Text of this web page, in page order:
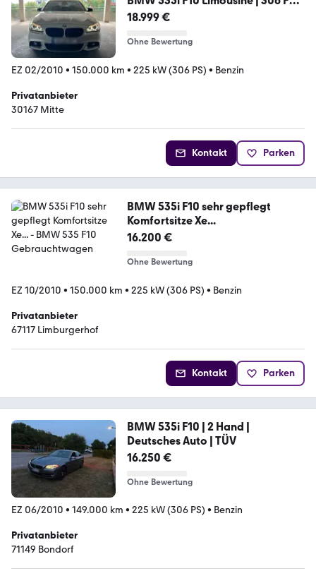
Vollauss...
18.999 €
Ohne Bewertung
EZ 02/2010 • 150.000 km • 225 kW (306 PS) • Benzin
Privatanbieter
30167 Mitte
Kontakt Parken
BMW 535i F10 sehr gepflegt
Komfortsitze Xe...
16.200 €
Ohne Bewertung
EZ 10/2010 • 150.000 km • 225 kW (306 PS) • Benzin
Privatanbieter
67117 Limburgerhof
Kontakt Parken
BMW 535i F10 | 2 Hand |
Deutsches Auto | TÜV
16.250 €
Ohne Bewertung
EZ 06/2010 • 149.000 km • 225 kW (306 PS) • Benzin
Privatanbieter
71149 Bondorf